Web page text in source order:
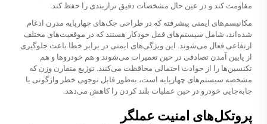
مقاومت کند و در عین حال مشخصات دقیق ترازبندی را حفظ کند.
مکانیسم‌های ایمنی پیشرفته که در طراحی جک‌های چهارپایه مدرن ادغام
شده‌اند، شامل سیستم‌های قفل خودکار هستند که در موقعیت‌های مختلف
ارتفاعی فعال می‌شوند. این ویژگی‌های ایمنی در برابر خطا باعث جلوگیری
از پایین آمدن تصادفی در حین تعمیرات می‌شوند و هم خودروها و هم
تکنسین‌ها را از حوادث احتمالی محافظت می‌کنند. توزیع متقارن وزن که
مشخصه سیستم‌های چهارپایه است، به‌طور قابل توجهی خطر واژگونی یا
جابه‌جایی خودرو در حین عملیات بلند کردن را کاهش می‌دهد.
پروتکل‌های امنیت عملگر